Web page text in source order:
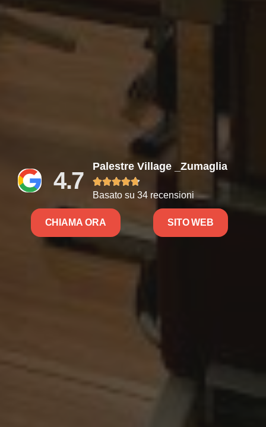
4.7
Palestre Village _Zumaglia

Basato su 34 recensioni
CHIAMA ORA SITO WEB